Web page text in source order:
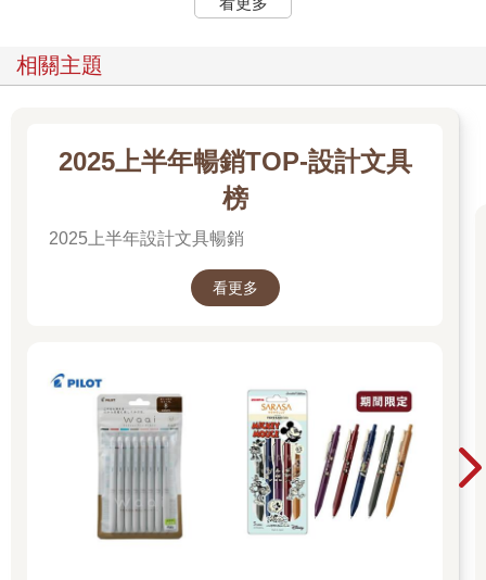
相關主題
2025上半年暢銷TOP-設計文具
榜
2025上半年設計文具暢銷
看更多